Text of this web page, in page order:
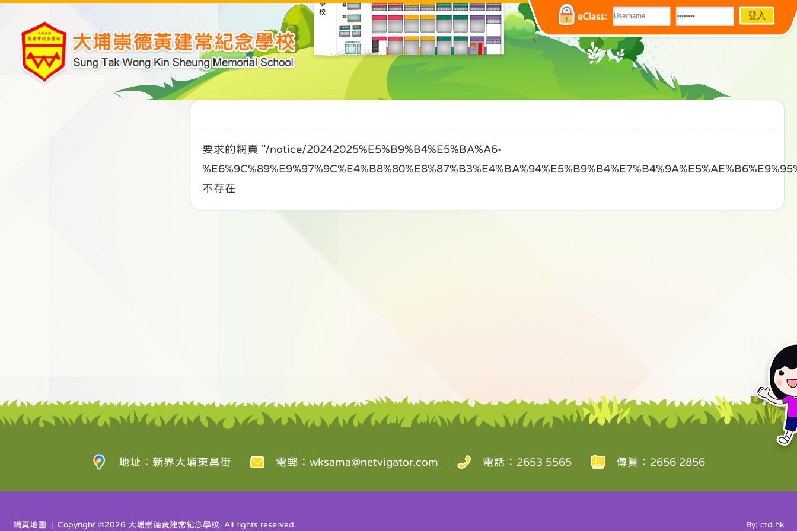
eClass:
要求的網頁 "/notice/20242025%E5%B9%B4%E5%BA%A6-
不存在
地址：新界大埔東昌街 電郵： wksama@netvigator.com 電話：2653 5565 傳真：2656 2856
網頁地圖 | Copyright ©2026 大埔崇德黃建常紀念學校. All rights reserved. By: ctd.hk